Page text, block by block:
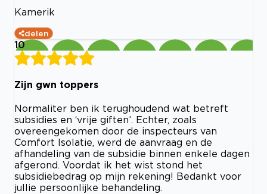
Kamerik
delen
10
Zijn gwn toppers
Normaliter ben ik terughoudend wat betreft
subsidies en ‘vrije giften’. Echter, zoals
overeengekomen door de inspecteurs van
Comfort Isolatie, werd de aanvraag en de
afhandeling van de subsidie binnen enkele dagen
afgerond. Voordat ik het wist stond het
subsidiebedrag op mijn rekening! Bedankt voor
jullie persoonlijke behandeling.